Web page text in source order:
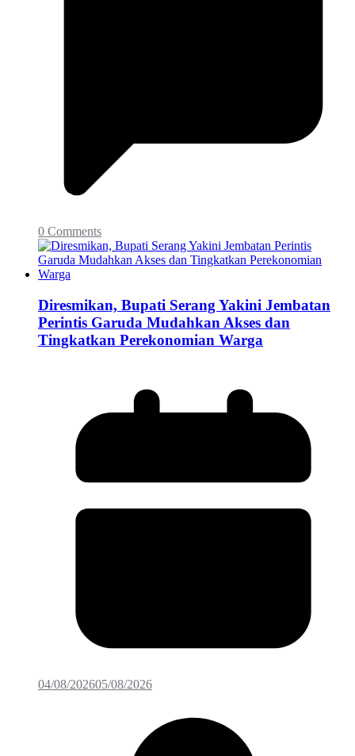
0 Comments
Diresmikan, Bupati Serang Yakini Jembatan
Perintis Garuda Mudahkan Akses dan
Tingkatkan Perekonomian Warga
04/08/202605/08/2026